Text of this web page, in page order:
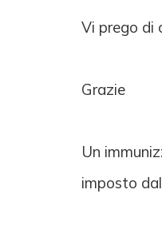
Vi prego di
Grazie
Un
imposto